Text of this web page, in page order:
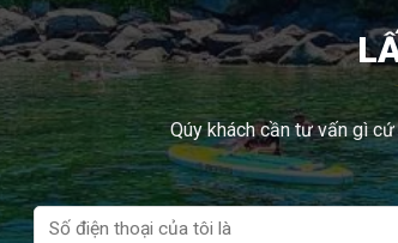
Qúy khách cần tư vấn gì